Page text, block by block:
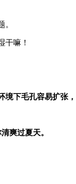
。
干嘛！
境下毛孔容易扩张，
爽过夏天。